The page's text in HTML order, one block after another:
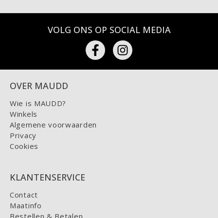
VOLG ONS OP SOCIAL MEDIA
OVER MAUDD
Wie is MAUDD?
Winkels
Algemene voorwaarden
Privacy
Cookies
KLANTENSERVICE
Contact
Maatinfo
Bestellen & Betalen